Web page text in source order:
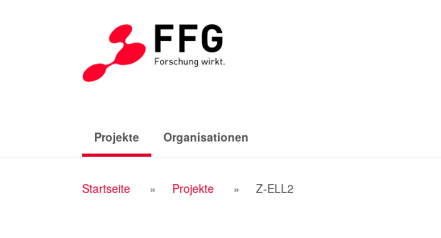
Projekte(aktiv)Organisationen
Breadcrumb
Startseite Projekte Z-ELL2